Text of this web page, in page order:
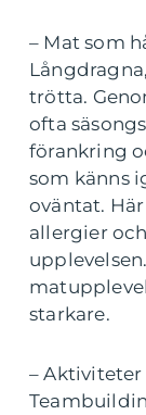
– Mat som
trötta.
ofta
förankring
som känns
oväntat.
allergier
starkare.
–